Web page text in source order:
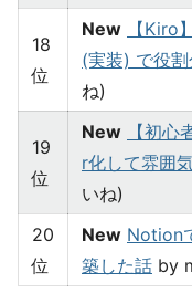
18
位
New
【
(実装) で役
ね)
19
位
New
【初
r化して雰囲
いね)
20
位
New Notion
築した話 by